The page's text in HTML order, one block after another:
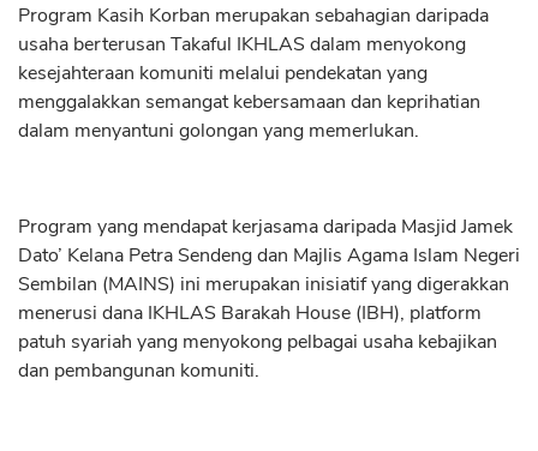
Program Kasih Korban merupakan sebahagian daripada
usaha berterusan Takaful IKHLAS dalam menyokong
kesejahteraan komuniti melalui pendekatan yang
menggalakkan semangat kebersamaan dan keprihatian
dalam menyantuni golongan yang memerlukan.
Program yang mendapat kerjasama daripada Masjid Jamek
Dato’ Kelana Petra Sendeng dan Majlis Agama Islam Negeri
Sembilan (MAINS) ini merupakan inisiatif yang digerakkan
menerusi dana IKHLAS Barakah House (IBH), platform
patuh syariah yang menyokong pelbagai usaha kebajikan
dan pembangunan komuniti.